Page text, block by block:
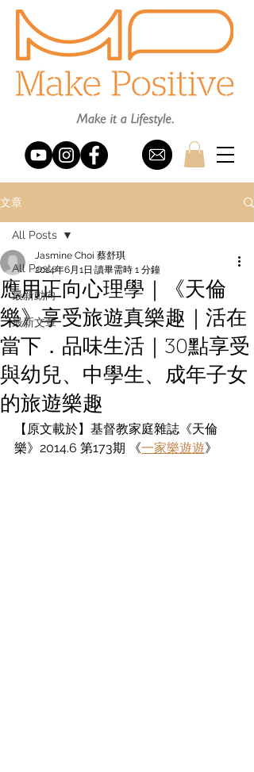
文章
All Posts
最新動向
最新文章
All Posts
應用正向心理學｜《天倫
樂》享受旅遊真樂趣｜活在
當下．品味生活｜30點享受
與幼兒、中學生、成年子女
的旅遊樂趣
Jasmine Choi 蔡舒琪
2014年6月1日 讀畢需時 1 分鐘
【原文載於】基督教家庭雜誌《天倫
樂》 2014.6 第173期 《一家樂遊遊》